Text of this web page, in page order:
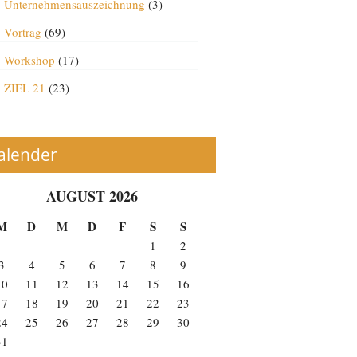
Unternehmensauszeichnung (3)
Vortrag (69)
Workshop (17)
ZIEL 21 (23)
AUGUST 2026
D M D F S S
1
2
4 5 6 7 8
9
11 12 13 14 15
16
18 19 20 21 22
23
25 26 27 28 29
30